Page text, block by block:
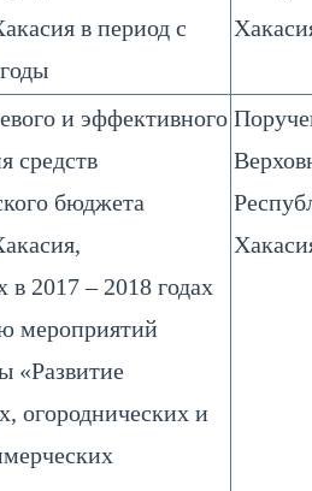
в период с
и эффективного
средств
бюджета
в 2017 – 2018 годах
мероприятий
«Развитие
огороднических и